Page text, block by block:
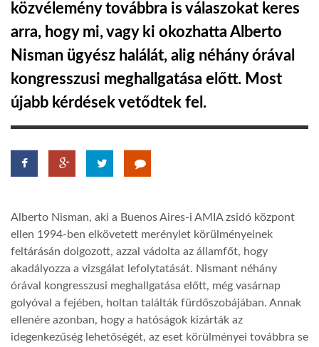
HÍR3D
TROPICALMAGAZIN
GLOBOTV
AFRIKA TUDÁSTÁR
A NAP SZÉPE
LINKTR.EE
GLOBOZSARU
közvélemény továbbra is válaszokat keres
arra, hogy mi, vagy ki okozhatta Alberto
Nisman ügyész halálát, alig néhány órával
kongresszusi meghallgatása előtt. Most
újabb kérdések vetődtek fel.
Alberto Nisman, aki a Buenos Aires-i AMIA zsidó központ
ellen 1994-ben elkövetett merénylet körülményeinek
feltárásán dolgozott, azzal vádolta az államfőt, hogy
akadályozza a vizsgálat lefolytatását. Nismant néhány
órával kongresszusi meghallgatása előtt, még vasárnap
golyóval a fejében, holtan találták fürdőszobájában. Annak
ellenére azonban, hogy a hatóságok kizárták az
idegenkezűség lehetőségét, az eset körülményei továbbra se